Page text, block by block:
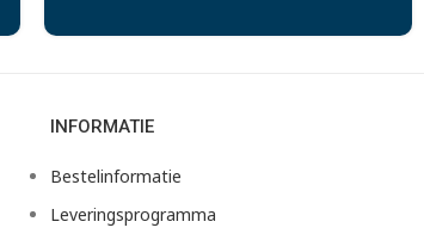
INFORMATIE
Bestelinformatie
Leveringsprogramma